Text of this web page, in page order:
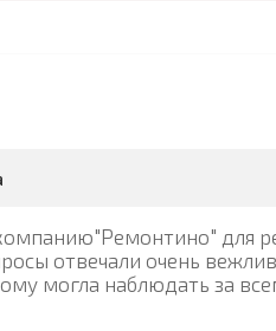
для
отвечали очень
могла наблюдать за